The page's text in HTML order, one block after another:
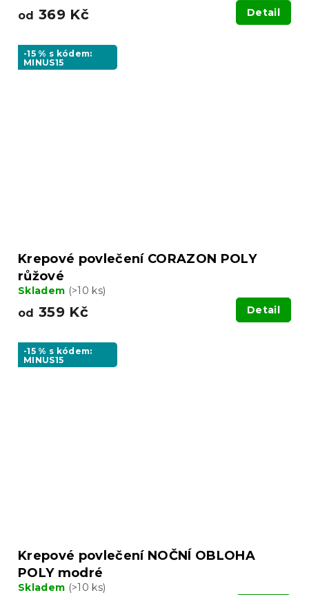
od 369 Kč Detail
-15 % s kódem:
MINUS15
Krepové povlečení CORAZON POLY
růžové
Skladem (>10 ks)
od 359 Kč Detail
-15 % s kódem:
MINUS15
Krepové povlečení NOČNÍ OBLOHA
POLY modré
Skladem (>10 ks)